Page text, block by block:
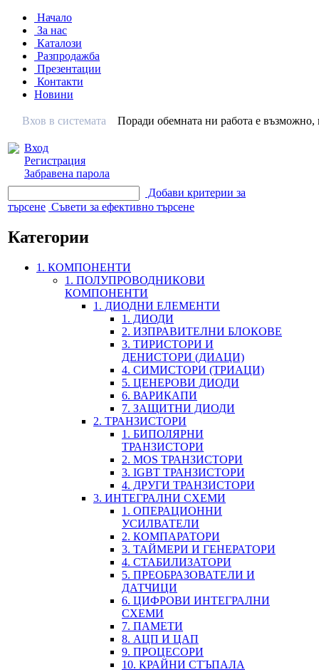
Начало
За нас
Каталози
Разпродажба
Презентации
Контакти
Новини
Вхов в системата
Вход
Регистрация
Забравена парола
Поради обемната ни работа е
Добави критерии за
търсене Съвети за ефективно търсене
Категории
1. КОМПОНЕНТИ
1. ПОЛУПРОВОДНИКОВИ
КОМПОНЕНТИ
1. ДИОДНИ ЕЛЕМЕНТИ
1. ДИОДИ
2. ИЗПРАВИТЕЛНИ БЛОКОВЕ
3. ТИРИСТОРИ И
ДЕНИСТОРИ (ДИАЦИ)
4. СИМИСТОРИ (ТРИАЦИ)
5. ЦЕНЕРОВИ ДИОДИ
6. ВАРИКАПИ
7. ЗАЩИТНИ ДИОДИ
2. ТРАНЗИСТОРИ
1. БИПОЛЯРНИ
ТРАНЗИСТОРИ
2. MOS ТРАНЗИСТОРИ
3. IGBT ТРАНЗИСТОРИ
4. ДРУГИ ТРАНЗИСТОРИ
3. ИНТЕГРАЛНИ СХЕМИ
1. ОПЕРАЦИОННИ
УСИЛВАТЕЛИ
2. КОМПАРАТОРИ
3. ТАЙМЕРИ И ГЕНЕРАТОРИ
4. СТАБИЛИЗАТОРИ
5. ПРЕОБРАЗОВАТЕЛИ И
ДАТЧИЦИ
6. ЦИФРОВИ ИНТЕГРАЛНИ
СХЕМИ
7. ПАМЕТИ
8. АЦП И ЦАП
9. ПРОЦЕСОРИ
10. КРАЙНИ СТЪПАЛА